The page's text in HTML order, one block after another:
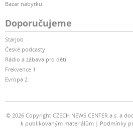
Bazar nábytku
Doporučujeme
Starjob
České podcasty
Rádio a zábava pro děti
Frekvence 1
Evropa 2
© 2026 Copyright CZECH NEWS CENTER a.s. a
k publikovaným materiálům
Podmínky